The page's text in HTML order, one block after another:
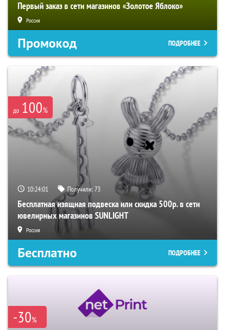
Первый заказ в сети магазинов «Золотое Яблоко»
Россия
Промокод ПОДРОБНЕЕ
до 100%
10:24:00 Получили:73
Бесплатная изящная подвеска или скидка 500р. в сети
ювелирных магазинов SUNLIGHT
Россия
Бесплатно ПОДРОБНЕЕ
-30%